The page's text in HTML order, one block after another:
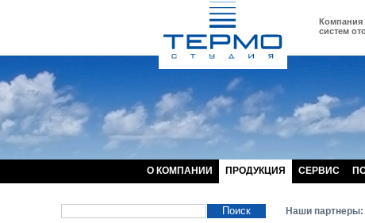
Наши партнеры:
Компания
систем
О КОМПАНИИ ПРОДУКЦИЯ СЕРВИС